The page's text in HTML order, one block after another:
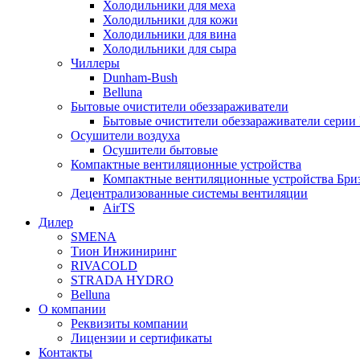
Холодильники для меха
Холодильники для кожи
Холодильники для вина
Холодильники для сыра
Чиллеры
Dunham-Bush
Belluna
Бытовые очистители обеззараживатели
Бытовые очистители обеззараживатели серии
Осушители воздуха
Осушители бытовые
Компактные вентиляционные устройства
Компактные вентиляционные устройства
Децентрализованные системы вентиляции
AirTS
Дилер
SMENA
Тион Инжиниринг
RIVACOLD
STRADA HYDRO
Belluna
О компании
Реквизиты компании
Лицензии и сертификаты
Контакты